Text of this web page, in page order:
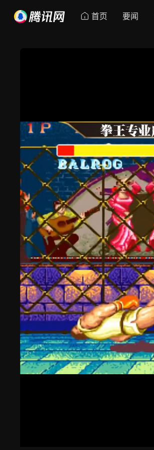
首页 要闻